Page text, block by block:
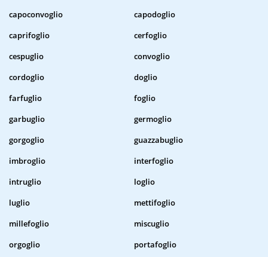
capoconvoglio
capodoglio
caprifoglio
cerfoglio
cespuglio
convoglio
cordoglio
doglio
farfuglio
foglio
garbuglio
germoglio
gorgoglio
guazzabuglio
imbroglio
interfoglio
intruglio
loglio
luglio
mettifoglio
millefoglio
miscuglio
orgoglio
portafoglio